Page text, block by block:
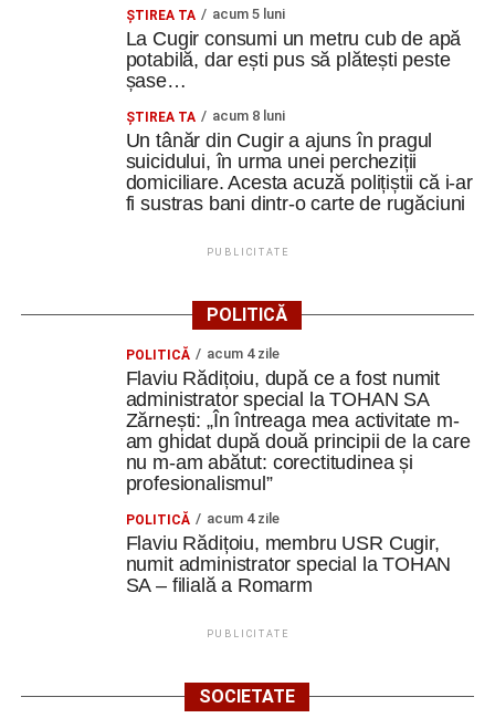
Ultimele știri din Cugir
Cum și-a construit un informatician din Cugir propria
mașină solară. Vehiculul a ajuns și la o expoziție din
Trei profesori ai Colegiului Național „David Prodan”
Cugir și-au perfecționat competențele prin
antreprenorul Alexandru Jittu care a lucrat pentru
Elon Musk: „Dacă nu faci asta ai mari șanse să
Messenger WhatsApp Twitter Email
ȘTIREA TA acum 5 luni
La Cugir consumi un metru cub de apă
potabilă, dar ești pus să plătești peste
șase…
ȘTIREA TA acum 8 luni
Un tânăr din Cugir a ajuns în pragul
suicidului, în urma unei percheziții
domiciliare. Acesta acuză polițiștii că i-ar
fi sustras bani dintr-o carte de rugăciuni
PUBLICITATE
POLITICĂ
POLITICĂ acum 4 zile
Flaviu Rădițoiu, după ce a fost numit
administrator special la TOHAN SA
Zărnești: „În întreaga mea activitate m-
am ghidat după două principii de la care
nu m-am abătut: corectitudinea și
profesionalismul”
POLITICĂ acum 4 zile
Flaviu Rădițoiu, membru USR Cugir,
numit administrator special la TOHAN
SA – filială a Romarm
PUBLICITATE
SOCIETATE